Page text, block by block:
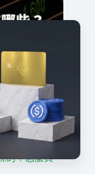
的＋怎麼買一